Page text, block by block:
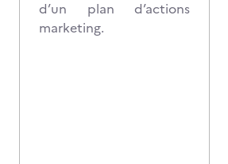
d’un plan d’actions
marketing.